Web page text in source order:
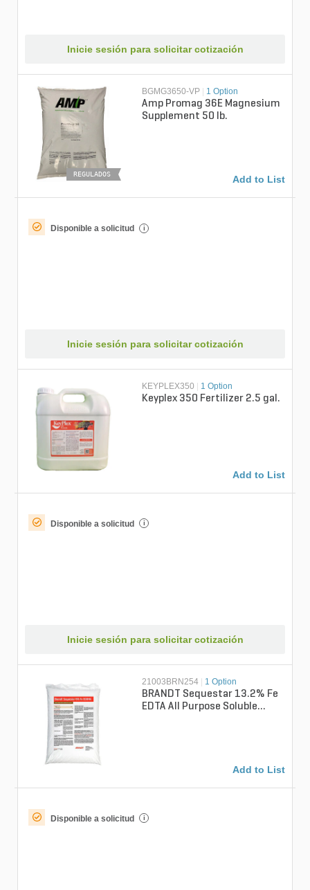
Inicie sesión para solicitar cotización
REGULADOS
BGMG3650-VP 1 Option
Amp Promag 36E Magnesium
Supplement 50 lb.
Add to List
Disponible a solicitud i
Inicie sesión para solicitar cotización
KEYPLEX350 1 Option
Keyplex 350 Fertilizer 2.5 gal.
Add to List
Disponible a solicitud i
Inicie sesión para solicitar cotización
21003BRN254 | 1 Option
BRANDT Sequestar 13.2% Fe
EDTA All Purpose Soluble
Add to List
Disponible a solicitud i